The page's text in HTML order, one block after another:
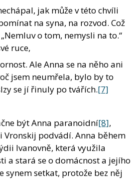
jak může v této chvíli
na syna, na rozvod. Což
o tom, nemysli na to.“
ruce,
Ale Anna se na něho ani
jsem neumřela, bylo by to
se jí řinuly po tvářích.[7]
být Anna paranoidní[8],
Vronskij podvádí. Anna během
Ivanovně, která využila
a stará se o domácnost a jejího
synem setkat, protože bez něj